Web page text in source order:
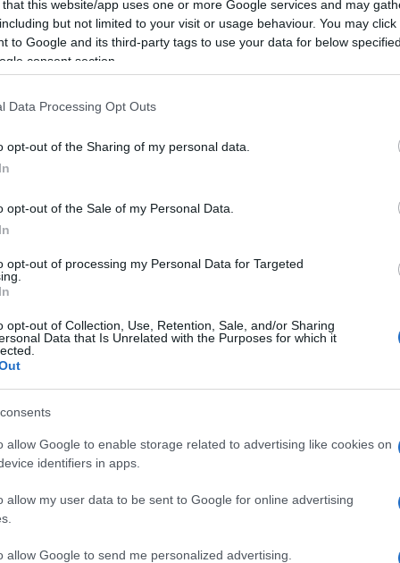
that this website/app uses one or more Google services and may
but not limited to your visit or usage behaviour. You may
to Google and its third-party tags to use your data for below
consent section.
Data Processing Opt Outs
opt-out of the Sharing of my personal data.
opt-out of the Sale of my Personal Data.
opt-out of processing my Personal Data for Targeted
opt-out of Collection, Use, Retention, Sale, and/or Sharing
Data that Is Unrelated with the Purposes for which it
allow Google to enable storage related to advertising like cookies on
identifiers in apps.
allow my user data to be sent to Google for online advertising
allow Google to send me personalized advertising.
il7° Memorial Paola Riccio, una gara di
che si svolgerà il
un appuntamento fisso nel calendario
e appassionati da tutto il territorio. La
a
categorie: Eccellenza e 1ª Categoria,
Giovanile, Lady, Veterani, Master e
Cacciatorie 1° Assoluto Tiratori.
FITAV, con utilizzo obbligatorio di
è approvato dal Delegato
ufficiale delle competizioni sportive
la Pro Loco e l’organizzazione
in un clima di sport, condivisione e
il Memorial. Direzione di tiro